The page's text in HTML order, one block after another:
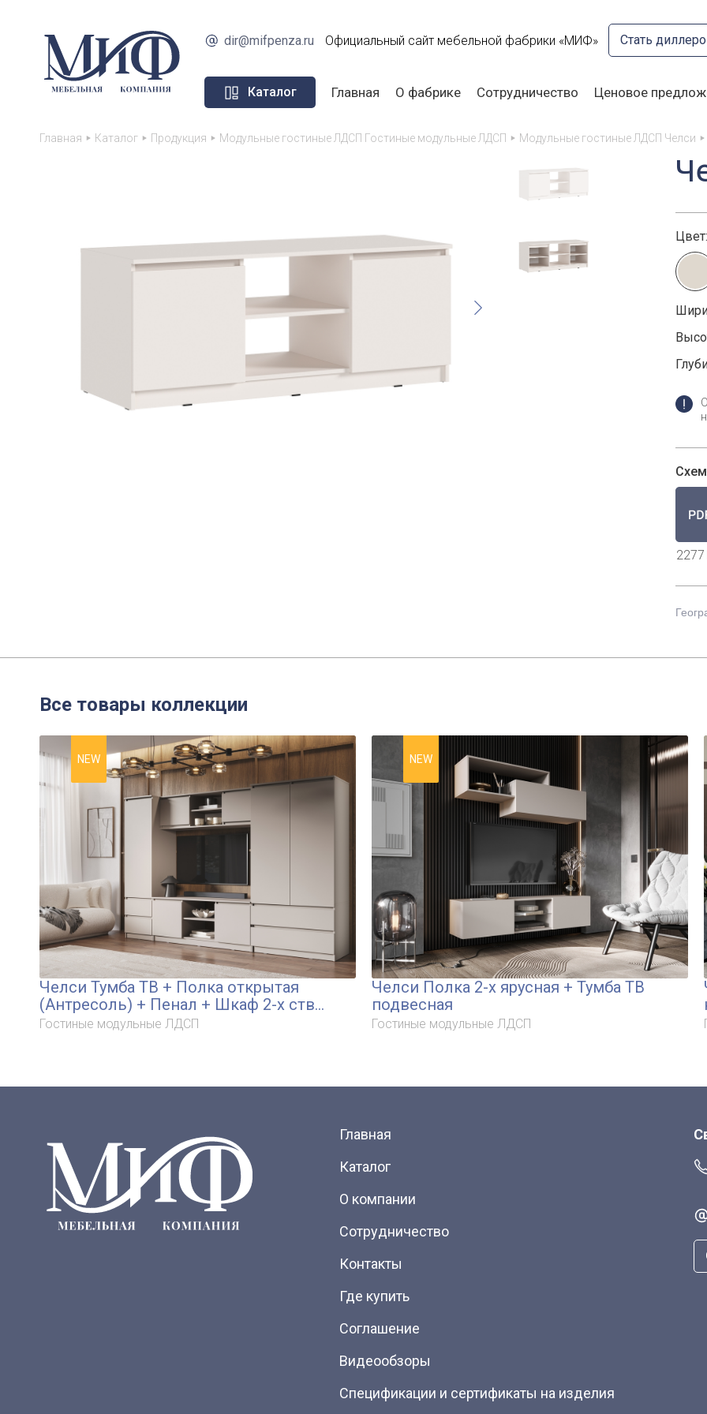
dir@mifpenza.ru Официальный сайт мебельной фабрики «МИФ» Стать
Каталог Главная О фабрике Сотрудничество Ценовое
Главная Каталог Продукция Модульные гостиные ЛДСП Гостиные модульные ЛДСП Модульные гостиные ЛДСП Челси
Цвет:
Все товары коллекции
NEW
Челси Тумба ТВ + Полка открытая
(Антресоль) + Пенал + Шкаф 2-х ств
комбинированный
Гостиные модульные ЛДСП
NEW
Челси Полка 2-х ярусная + Тумба ТВ
подвесная
Гостиные модульные ЛДСП
Главная
Каталог
О компании
Сотрудничество
Контакты
Где купить
Соглашение
Видеообзоры
Спецификации и сертификаты на изделия